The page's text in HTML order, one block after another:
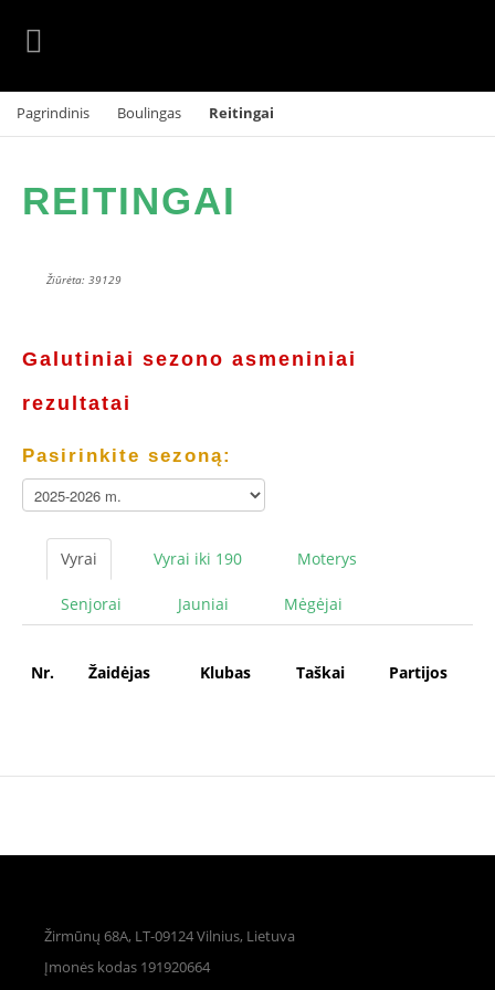
Pagrindinis Boulingas Reitingai
REITINGAI
Žiūrėta: 39129
Galutiniai sezono asmeniniai
rezultatai
Pasirinkite sezoną:
Vyrai Vyrai iki 190 Moterys
Senjorai Jauniai Mėgėjai
Nr. Žaidėjas Klubas Taškai Partijos
Žirmūnų 68A, LT-09124 Vilnius, Lietuva
Įmonės kodas 191920664